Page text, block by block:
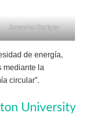
Jeromine Derigny
de energía,
mediante la
circular”.
University